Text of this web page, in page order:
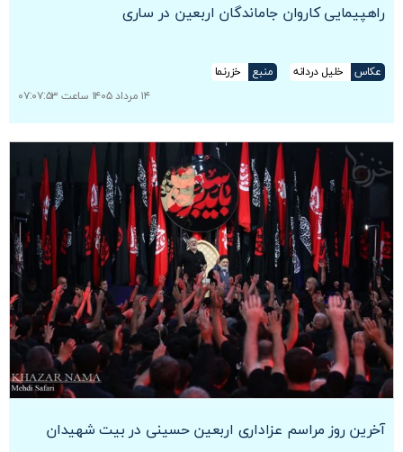
راهپیمایی کاروان جاماندگان اربعین در ساری
عکاس خلیل دردانه منبع
خزرنما
۱۴ مرداد ۱۴۰۵ ساعت ۰۷:۰۷:۵۳
آخرین روز مراسم عزاداری اربعین حسینی در بیت شهیدان